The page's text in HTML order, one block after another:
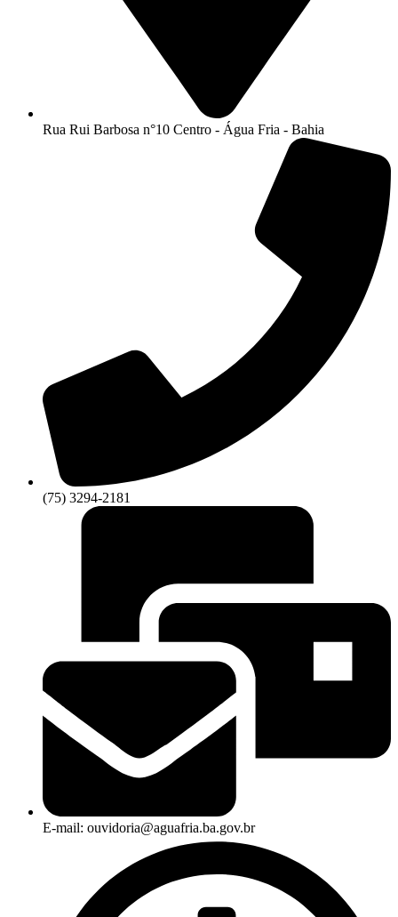
Rua Rui Barbosa n°10 Centro - Água Fria - Bahia
(75) 3294-2181
E-mail: ouvidoria@aguafria.ba.gov.br